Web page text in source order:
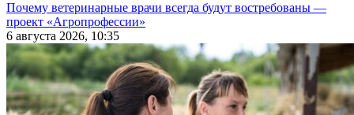
Почему ветеринарные врачи всегда будут востребованы —
проект «Агропрофессии»
6 августа 2026, 10:35